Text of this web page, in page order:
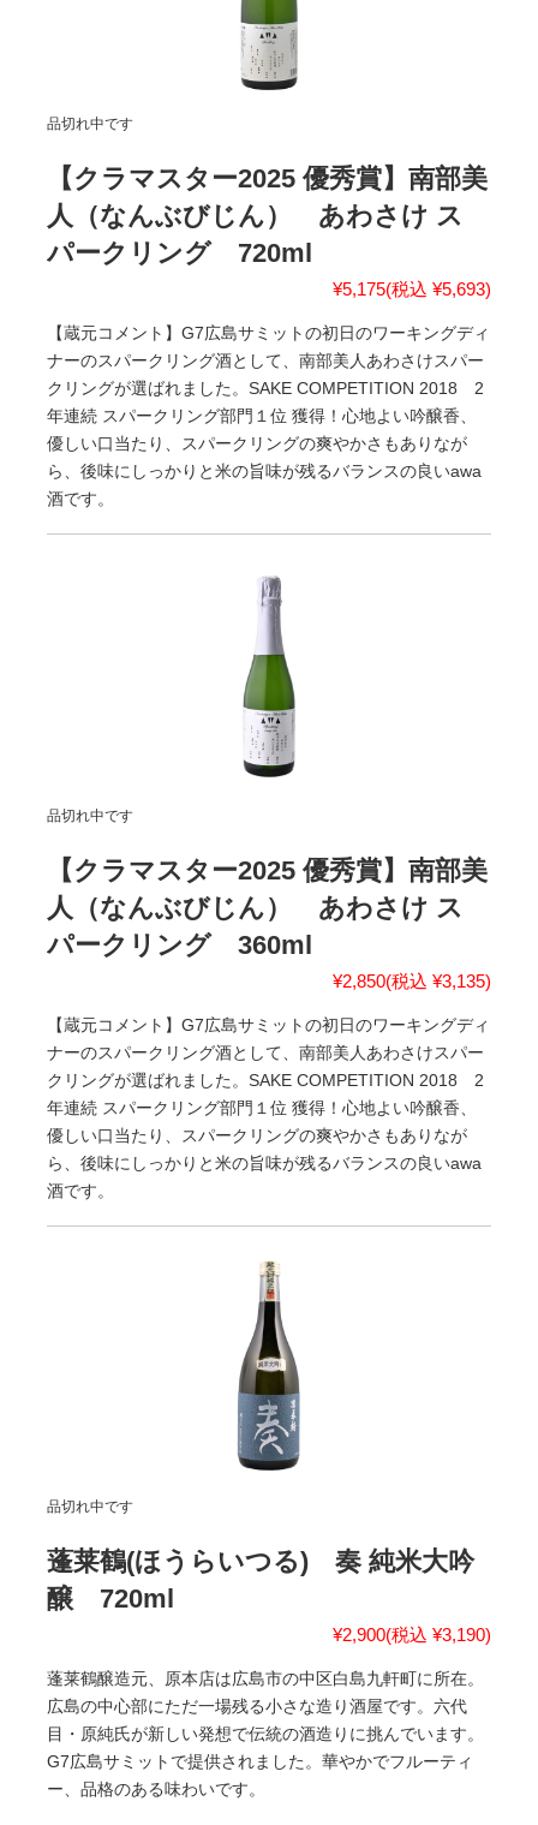
品切れ中です
【クラマスター2025 優秀賞】南部美
人（なんぶびじん） あわさけ ス
パークリング 720ml
¥5,175(税込 ¥5,693)
【蔵元コメント】G7広島サミットの初日のワーキングディ
ナーのスパークリング酒として、南部美人あわさけスパー
クリングが選ばれました。SAKE COMPETITION 2018 2
年連続 スパークリング部門１位 獲得！心地よい吟醸香、
優しい口当たり、スパークリングの爽やかさもありなが
ら、後味にしっかりと米の旨味が残るバランスの良いawa
酒です。
品切れ中です
【クラマスター2025 優秀賞】南部美
人（なんぶびじん） あわさけ ス
パークリング 360ml
¥2,850(税込 ¥3,135)
【蔵元コメント】G7広島サミットの初日のワーキングディ
ナーのスパークリング酒として、南部美人あわさけスパー
クリングが選ばれました。SAKE COMPETITION 2018 2
年連続 スパークリング部門１位 獲得！心地よい吟醸香、
優しい口当たり、スパークリングの爽やかさもありなが
ら、後味にしっかりと米の旨味が残るバランスの良いawa
酒です。
品切れ中です
蓬莱鶴(ほうらいつる) 奏 純米大吟
醸 720ml
¥2,900(税込 ¥3,190)
蓬莱鶴醸造元、原本店は広島市の中区白島九軒町に所在。
広島の中心部にただ一場残る小さな造り酒屋です。六代
目・原純氏が新しい発想で伝統の酒造りに挑んでいます。
G7広島サミットで提供されました。華やかでフルーティ
ー、品格のある味わいです。